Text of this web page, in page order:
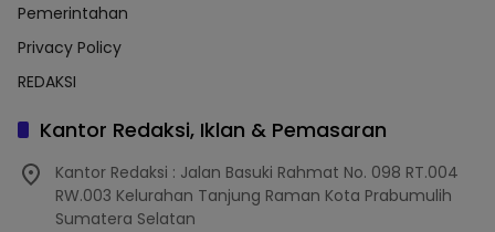
Pemerintahan
Privacy Policy
REDAKSI
Kantor Redaksi, Iklan & Pemasaran
Kantor Redaksi : Jalan Basuki Rahmat No. 098 RT.004
RW.003 Kelurahan Tanjung Raman Kota Prabumulih
Sumatera Selatan